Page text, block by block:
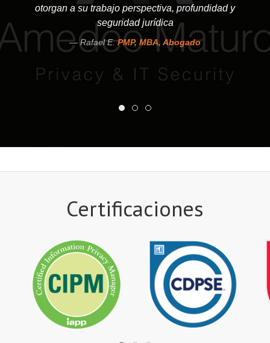
otorgan a su trabajo perspectiva, profundidad y
seguridad jurídica
Rafael E.PMP, MBA, Abogado
Certificaciones